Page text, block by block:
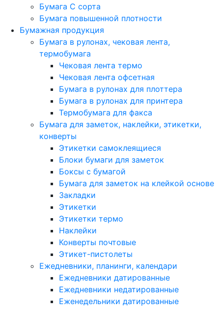
Бумага C сорта
Бумага повышенной плотности
Бумажная продукция
Бумага в рулонах, чековая лента,
термобумага
Чековая лента термо
Чековая лента офсетная
Бумага в рулонах для плоттера
Бумага в рулонах для принтера
Термобумага для факса
Бумага для заметок, наклейки, этикетки,
конверты
Этикетки самоклеящиеся
Блоки бумаги для заметок
Боксы с бумагой
Бумага для заметок на клейкой основе
Закладки
Этикетки
Этикетки термо
Наклейки
Конверты почтовые
Этикет-пистолеты
Ежедневники, планинги, календари
Ежедневники датированные
Ежедневники недатированные
Еженедельники датированные